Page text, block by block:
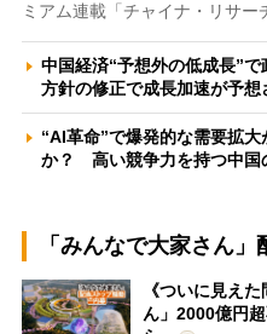
ミアム連載「チャイナ・リサ
中国経済“予想外の低成長”
方針の修正で成長加速が予
“AI革命”で爆発的な需要拡
か？ 高い競争力を持つ中国
「みんなで大家さん
《ついに見え
ん」2000億円